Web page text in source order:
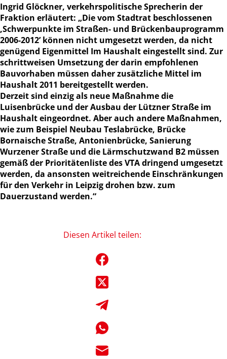
Ingrid Glöckner, verkehrspolitische Sprecherin der
Fraktion erläutert: „Die vom Stadtrat beschlossenen
‚Schwerpunkte im Straßen- und Brückenbauprogramm
2006-2012’ können nicht umgesetzt werden, da nicht
genügend Eigenmittel Im Haushalt eingestellt sind. Zur
schrittweisen Umsetzung der darin empfohlenen
Bauvorhaben müssen daher zusätzliche Mittel im
Haushalt 2011 bereitgestellt werden.
Derzeit sind einzig als neue Maßnahme die
Luisenbrücke und der Ausbau der Lützner Straße im
Haushalt eingeordnet. Aber auch andere Maßnahmen,
wie zum Beispiel Neubau Teslabrücke, Brücke
Bornaische Straße, Antonienbrücke, Sanierung
Wurzener Straße und die Lärmschutzwand B2 müssen
gemäß der Prioritätenliste des VTA dringend umgesetzt
werden, da ansonsten weitreichende Einschränkungen
für den Verkehr in Leipzig drohen bzw. zum
Dauerzustand werden.“
Diesen Artikel teilen: